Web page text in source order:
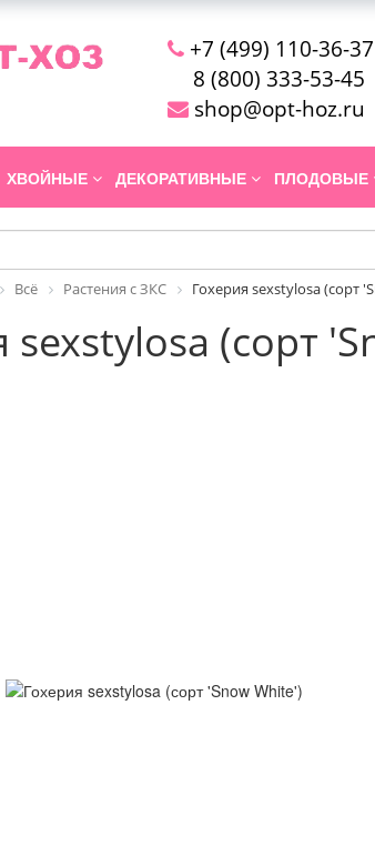
+7 (499) 110-36-37
8 (800) 333-53-45
shop@opt-hoz.ru
ХВОЙНЫЕ ДЕКОРАТИВНЫЕ ПЛОДОВЫЕ
Всё Растения с ЗКС Гохерия sexstylosa (сорт
sexstylosa (сорт